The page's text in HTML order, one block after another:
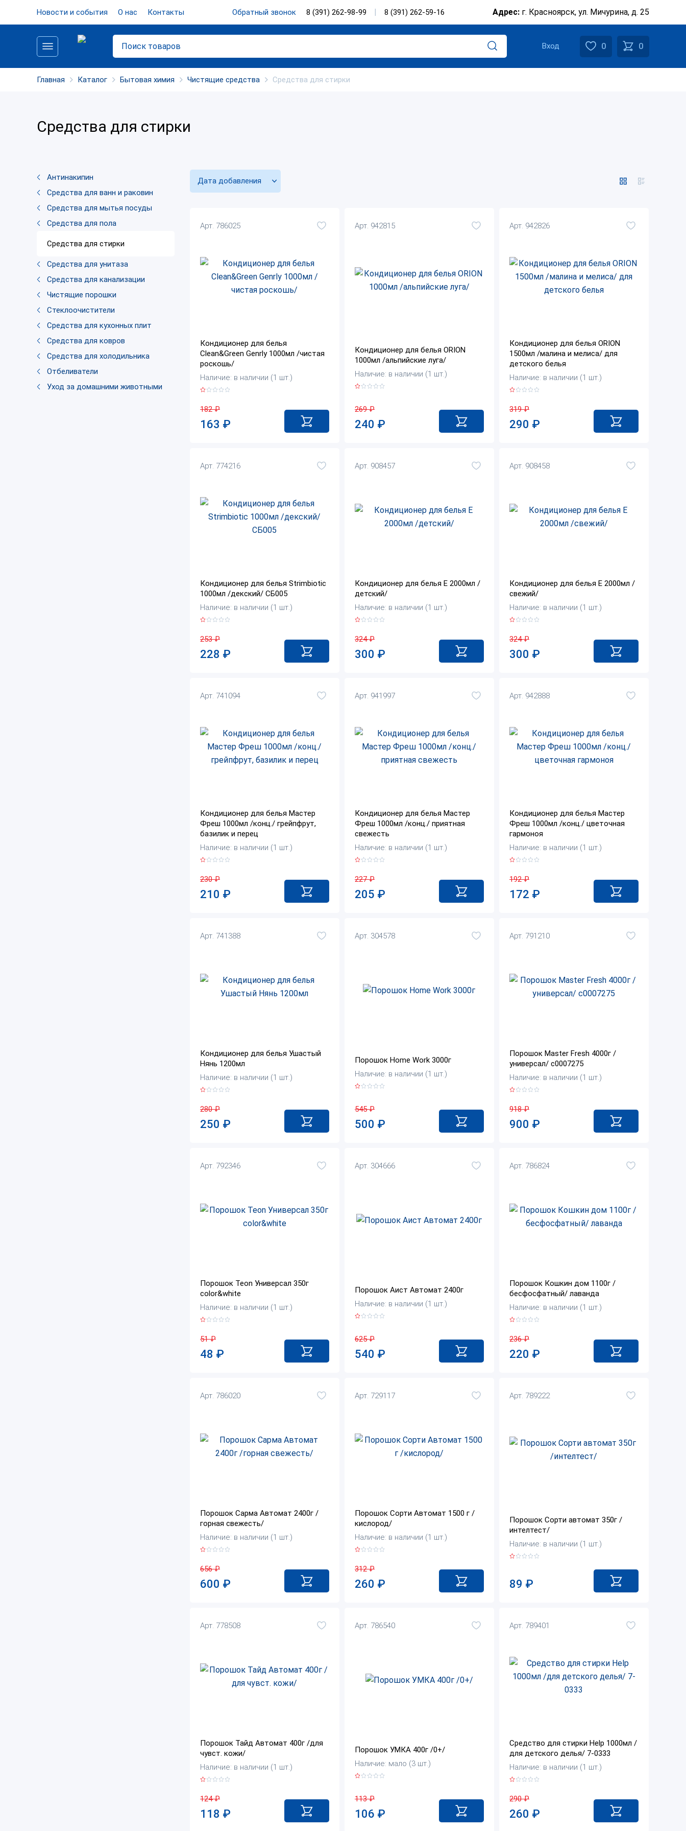
Новости и события О нас Контакты Обратный звонок 8 (391) 262-98-99 8 (391) 262-59-16 Адрес: г. Красноярск, ул. Мичурина, д. 25
Вход 0 0
Главная Каталог Бытовая химия Чистящие средства Средства для стирки
Средства для стирки
Антинакипин
Средства для ванн и раковин
Средства для мытья посуды
Средства для пола
Средства для стирки
Средства для унитаза
Средства для канализации
Чистящие порошки
Стеклоочистители
Средства для кухонных плит
Средства для ковров
Средства для холодильника
Отбеливатели
Уход за домашними животными
Дата добавления
Арт. 786025
Кондиционер для белья
Clean&Green Genrly 1000мл /чистая
роскошь/
Наличие: в наличии (1 шт.)
182₽
163 ₽
Арт. 942815
Кондиционер для белья ORION
1000мл /альпийские луга/
Наличие: в наличии (1 шт.)
269₽
240 ₽
Арт. 942826
Кондиционер для белья ORION
1500мл /малина и мелиса/ для
детского белья
Наличие: в наличии (1 шт.)
319₽
290 ₽
Арт. 774216
Кондиционер для белья Strimbiotic
1000мл /декский/ СБ005
Наличие: в наличии (1 шт.)
253₽
228 ₽
Арт. 908457
Кондиционер для белья Е 2000мл /
детский/
Наличие: в наличии (1 шт.)
324₽
300 ₽
Арт. 908458
Кондиционер для белья Е 2000мл /
свежий/
Наличие: в наличии (1 шт.)
324₽
300 ₽
Арт. 741094
Кондиционер для белья Мастер
Фреш 1000мл /конц./ грейпфрут,
базилик и перец
Наличие: в наличии (1 шт.)
230₽
210 ₽
Арт. 941997
Кондиционер для белья Мастер
Фреш 1000мл /конц./ приятная
свежесть
Наличие: в наличии (1 шт.)
227₽
205 ₽
Арт. 942888
Кондиционер для белья Мастер
Фреш 1000мл /конц./ цветочная
гармоноя
Наличие: в наличии (1 шт.)
192₽
172 ₽
Арт. 741388
Кондиционер для белья Ушастый
Нянь 1200мл
Наличие: в наличии (1 шт.)
280₽
250 ₽
Арт. 304578
Порошок Home Work 3000г
Наличие: в наличии (1 шт.)
545₽
500 ₽
Арт. 791210
Порошок Master Fresh 4000г /
универсал/ с0007275
Наличие: в наличии (1 шт.)
918₽
900 ₽
Арт. 792346
Порошок Teon Универсал 350г
color&white
Наличие: в наличии (1 шт.)
51₽
48 ₽
Арт. 304666
Порошок Аист Автомат 2400г
Наличие: в наличии (1 шт.)
625₽
540 ₽
Арт. 786824
Порошок Кошкин дом 1100г /
бесфосфатный/ лаванда
Наличие: в наличии (1 шт.)
236₽
220 ₽
Арт. 786020
Порошок Сарма Автомат 2400г /
горная свежесть/
Наличие: в наличии (1 шт.)
656₽
600 ₽
Арт. 729117
Порошок Сорти Автомат 1500 г /
кислород/
Наличие: в наличии (1 шт.)
312₽
260 ₽
Арт. 789222
Порошок Сорти автомат 350г /
интелтест/
Наличие: в наличии (1 шт.)
89 ₽
Арт. 778508
Порошок Тайд Автомат 400г /для
чувст. кожи/
Наличие: в наличии (1 шт.)
124₽
118 ₽
Арт. 786540
Порошок УМКА 400г /0+/
Наличие: мало (3 шт.)
113₽
106 ₽
Арт. 789401
Средство для стирки Help 1000мл /
для детского делья/ 7-0333
Наличие: в наличии (1 шт.)
290₽
260 ₽